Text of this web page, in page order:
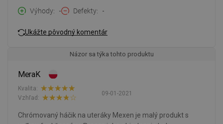
Výhody
- Defekty -
Ukážte pôvodný komentár
Názor sa týka tohto produktu
MeraK
09-01-2021
Kvalita:
Vzhľad:
Chrómovaný háčik na uteráky Mexen je malý produkt s